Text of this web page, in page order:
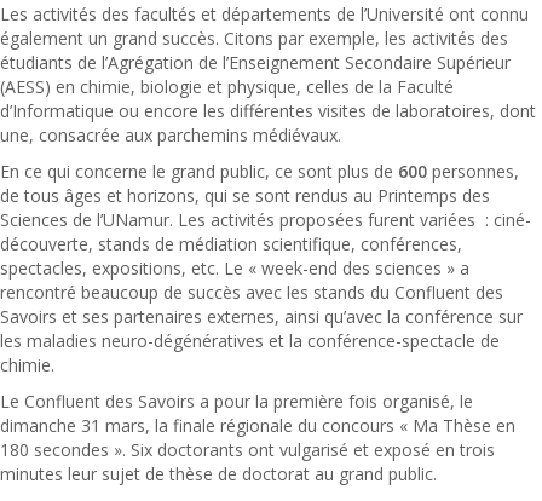
Les activités des facultés et départements de l’Université ont connu
également un grand succès. Citons par exemple, les activités des
étudiants de l’Agrégation de l’Enseignement Secondaire Supérieur
(AESS) en chimie, biologie et physique, celles de la Faculté
d’Informatique ou encore les différentes visites de laboratoires, dont
une, consacrée aux parchemins médiévaux.
En ce qui concerne le grand public, ce sont plus de 600 personnes,
de tous âges et horizons, qui se sont rendus au Printemps des
Sciences de l’UNamur. Les activités proposées furent variées : ciné-
découverte, stands de médiation scientifique, conférences,
spectacles, expositions, etc. Le « week-end des sciences » a
rencontré beaucoup de succès avec les stands du Confluent des
Savoirs et ses partenaires externes, ainsi qu’avec la conférence sur
les maladies neuro-dégénératives et la conférence-spectacle de
chimie.
Le Confluent des Savoirs a pour la première fois organisé, le
dimanche 31 mars, la finale régionale du concours « Ma Thèse en
180 secondes ». Six doctorants ont vulgarisé et exposé en trois
minutes leur sujet de thèse de doctorat au grand public.